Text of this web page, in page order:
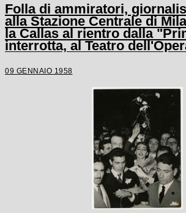
Folla di ammiratori,
alla Stazione Centrale di
la Callas al rientro dalla
interrotta, al Teatro
09 GENNAIO 1958